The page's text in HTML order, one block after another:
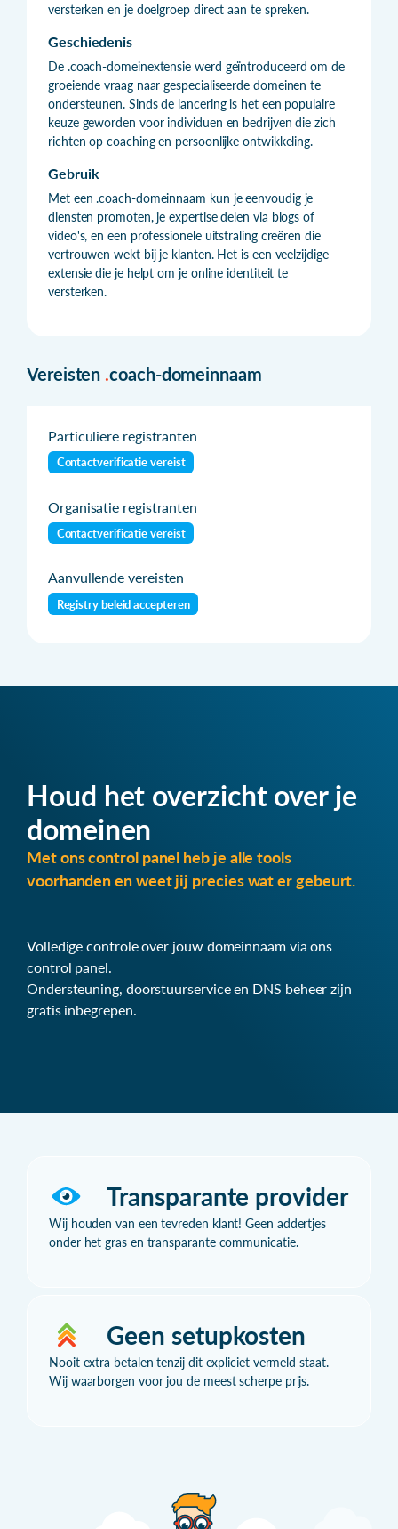
versterken en je doelgroep direct aan te spreken.
Geschiedenis
De .coach-domeinextensie werd geïntroduceerd om de
groeiende vraag naar gespecialiseerde domeinen te
ondersteunen. Sinds de lancering is het een populaire
keuze geworden voor individuen en bedrijven die zich
richten op coaching en persoonlijke ontwikkeling.
Gebruik
Met een .coach-domeinnaam kun je eenvoudig je
diensten promoten, je expertise delen via blogs of
video's, en een professionele uitstraling creëren die
vertrouwen wekt bij je klanten. Het is een veelzijdige
extensie die je helpt om je online identiteit te
versterken.
Vereisten .coach-domeinnaam
Particuliere registranten
Contactverificatie vereist
Organisatie registranten
Contactverificatie vereist
Aanvullende vereisten
Registry beleid accepteren
Houd het overzicht over je
domeinen
Met ons control panel heb je alle tools
voorhanden en weet jij precies wat er gebeurt.
Volledige controle over jouw domeinnaam via ons
control panel.
Ondersteuning, doorstuurservice en DNS beheer zijn
gratis inbegrepen.
Transparante provider
Wij houden van een tevreden klant! Geen addertjes
onder het gras en transparante communicatie.
Geen setupkosten
Nooit extra betalen tenzij dit expliciet vermeld staat.
Wij waarborgen voor jou de meest scherpe prijs.